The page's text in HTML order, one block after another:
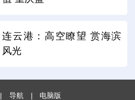
连云港：高空瞭望 赏海滨
风光
| 导航 | 电脑版